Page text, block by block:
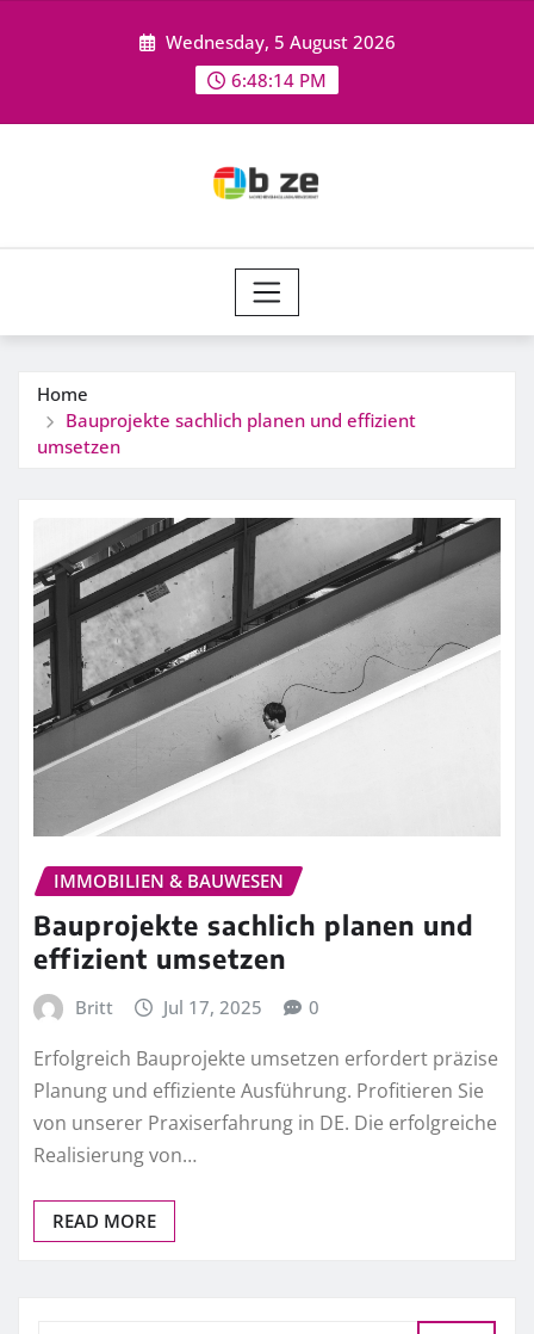
Wednesday, 5 August 2026
6:48:14 PM
Home
Bauprojekte sachlich planen und effizient
umsetzen
IMMOBILIEN & BAUWESEN
Bauprojekte sachlich planen und
effizient umsetzen
Britt Jul 17, 2025 0
Erfolgreich Bauprojekte umsetzen erfordert präzise
Planung und effiziente Ausführung. Profitieren Sie
von unserer Praxiserfahrung in DE. Die erfolgreiche
Realisierung von…
READ MORE